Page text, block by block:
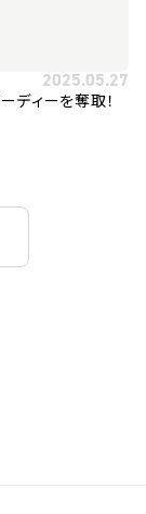
2025.05.27
ディーを奪取！